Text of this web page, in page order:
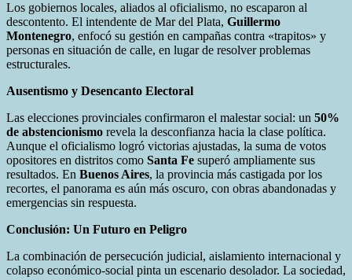
Los gobiernos locales, aliados al oficialismo, no escaparon al
descontento. El intendente de Mar del Plata, Guillermo
Montenegro, enfocó su gestión en campañas contra «trapitos» y
personas en situación de calle, en lugar de resolver problemas
estructurales.
Ausentismo y Desencanto Electoral
Las elecciones provinciales confirmaron el malestar social: un 50%
de abstencionismo revela la desconfianza hacia la clase política.
Aunque el oficialismo logró victorias ajustadas, la suma de votos
opositores en distritos como Santa Fe superó ampliamente sus
resultados. En Buenos Aires, la provincia más castigada por los
recortes, el panorama es aún más oscuro, con obras abandonadas y
emergencias sin respuesta.
Conclusión: Un Futuro en Peligro
La combinación de persecución judicial, aislamiento internacional y
colapso económico-social pinta un escenario desolador. La sociedad,